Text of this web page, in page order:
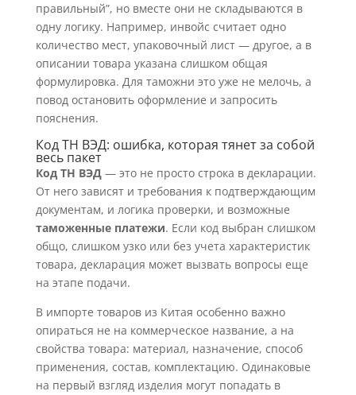
правильный”, но вместе они не складываются в
одну логику. Например, инвойс считает одно
количество мест, упаковочный лист — другое, а в
описании товара указана слишком общая
формулировка. Для таможни это уже не мелочь, а
повод остановить оформление и запросить
пояснения.
Код ТН ВЭД: ошибка, которая тянет за собой
весь пакет
Код ТН ВЭД— это не просто строка в декларации.
От него зависят и требования к подтверждающим
документам, и логика проверки, и возможные
таможенные платежи. Если код выбран слишком
общо, слишком узко или без учета характеристик
товара, декларация может вызвать вопросы еще
на этапе подачи.
В импорте товаров из Китая особенно важно
опираться не на коммерческое название, а на
свойства товара: материал, назначение, способ
применения, состав, комплектацию. Одинаковые
на первый взгляд изделия могут попадать в